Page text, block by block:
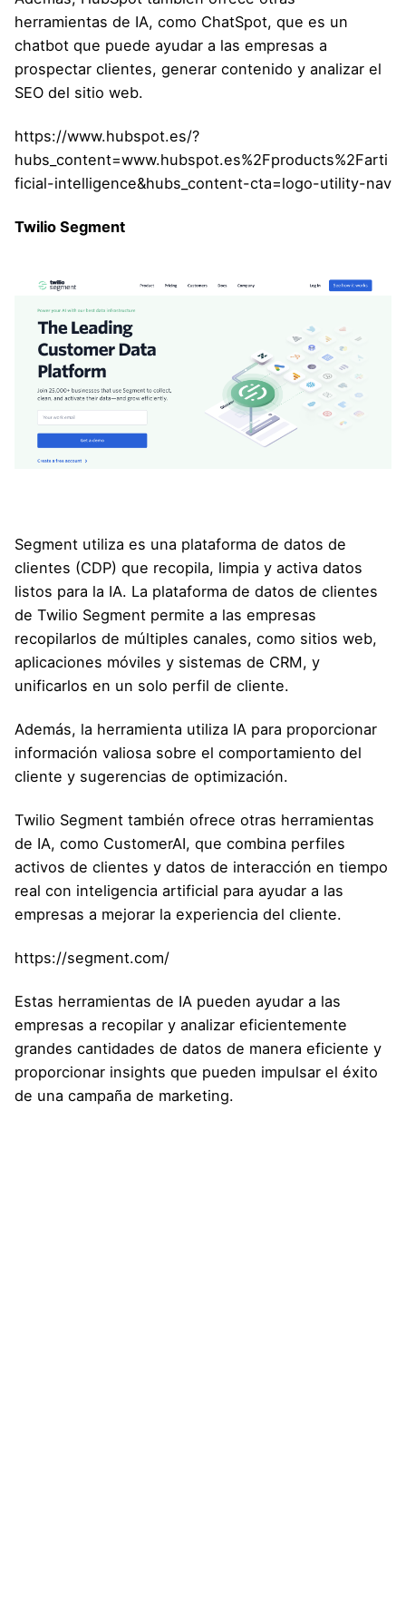
herramientas de IA, como ChatSpot, que es un
chatbot que puede ayudar a las empresas a
prospectar clientes, generar contenido y analizar el
SEO del sitio web.
https://www.hubspot.es/?
hubs_content=www.hubspot.es%2Fproducts%2Farti
ficial-intelligence&hubs_content-cta=logo-utility-nav
Twilio Segment
Segment utiliza es una plataforma de datos de
clientes (CDP) que recopila, limpia y activa datos
listos para la IA. La plataforma de datos de clientes
de Twilio Segment permite a las empresas
recopilarlos de múltiples canales, como sitios web,
aplicaciones móviles y sistemas de CRM, y
unificarlos en un solo perfil de cliente.
Además, la herramienta utiliza IA para proporcionar
información valiosa sobre el comportamiento del
cliente y sugerencias de optimización.
Twilio Segment también ofrece otras herramientas
de IA, como CustomerAI, que combina perfiles
activos de clientes y datos de interacción en tiempo
real con inteligencia artificial para ayudar a las
empresas a mejorar la experiencia del cliente.
https://segment.com/
Estas herramientas de IA pueden ayudar a las
empresas a recopilar y analizar eficientemente
grandes cantidades de datos de manera eficiente y
proporcionar insights que pueden impulsar el éxito
de una campaña de marketing.